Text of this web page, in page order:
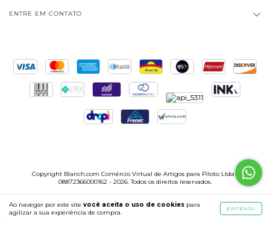
Ao navegar por este site você aceita o uso de cookies para
agilizar a sua experiência de compra.
ENTENDI
ENTRE EM CONTATO
Copyright Bianch.com Comércio Virtual de Artigos para Piloto Ltda -
08872366000162 - 2026. Todos os direitos reservados.